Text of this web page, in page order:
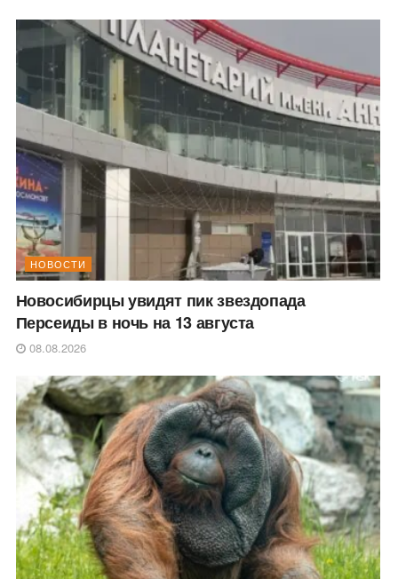
НОВОСТИ
Новосибирцы увидят пик звездопада
Персеиды в ночь на 13 августа
08.08.2026